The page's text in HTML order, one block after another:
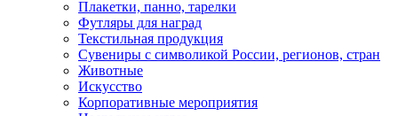
Плакетки, панно, тарелки
Футляры для наград
Текстильная продукция
Сувениры с символикой России, регионов, стран
Животные
Искусство
Корпоративные мероприятия